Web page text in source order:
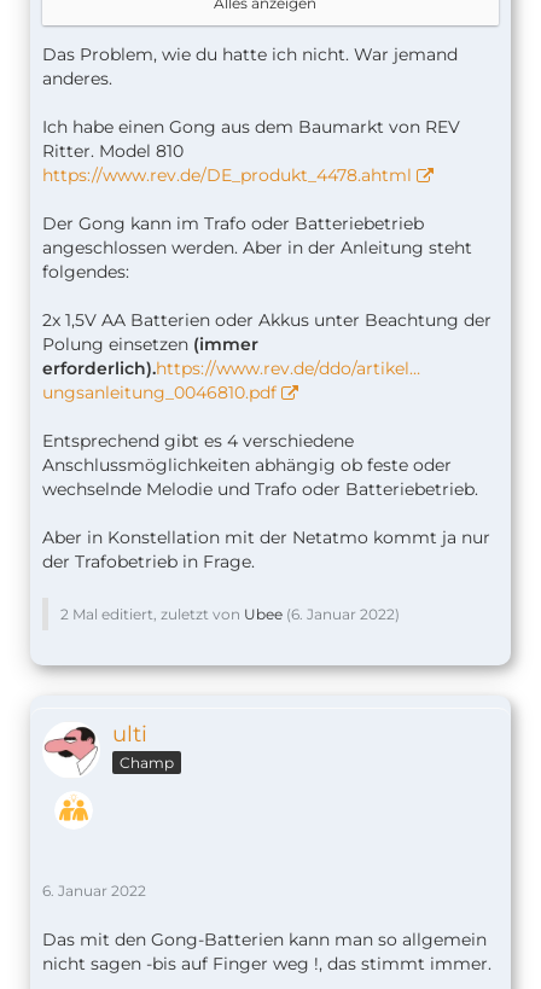
ausschließen, das die Netamo immer wieder
zwischen den AP wechselt...
Konnte die Klingel auch dazu überenden, das neue
Wlan zu übernehmen, allerdings bekomme ich
@toralt: Bei dir hat es ja anscheinend funktioniert,
musstest du da was besonderes einstellen?
Michael
vorher los, endet die Melodie auch sofort. Und
derjenige hatte gesagt, er habe dieses Problem
NUR lösen können, indem er zusätzlich Batterien
Und Ulti meinte dann, das dürfe man um Gottes
Willen nicht machen, warum auch immer.....
auch mal versuche....
Grüße
Das Problem, wie du hatte ich nicht. War jemand
anderes.
Ich habe einen Gong aus dem Baumarkt von REV
Ritter. Model 810
https://www.rev.de/DE_produkt_4478.ahtml
Der Gong kann im Trafo oder Batteriebetrieb
angeschlossen werden. Aber in der Anleitung steht
folgendes:
2x 1,5V AA Batterien oder Akkus unter Beachtung der
Polung einsetzen (immer
erforderlich).https://www.rev.de/ddo/artikel…
ungsanleitung_0046810.pdf
Entsprechend gibt es 4 verschiedene
Anschlussmöglichkeiten abhängig ob feste oder
wechselnde Melodie und Trafo oder Batteriebetrieb.
Aber in Konstellation mit der Netatmo kommt ja nur
der Trafobetrieb in Frage.
2 Mal editiert, zuletzt von Ubee (6. Januar 2022)
ulti
Champ
6. Januar 2022
Das mit den Gong-Batterien kann man so allgemein
nicht sagen -bis auf Finger weg !, das stimmt immer.